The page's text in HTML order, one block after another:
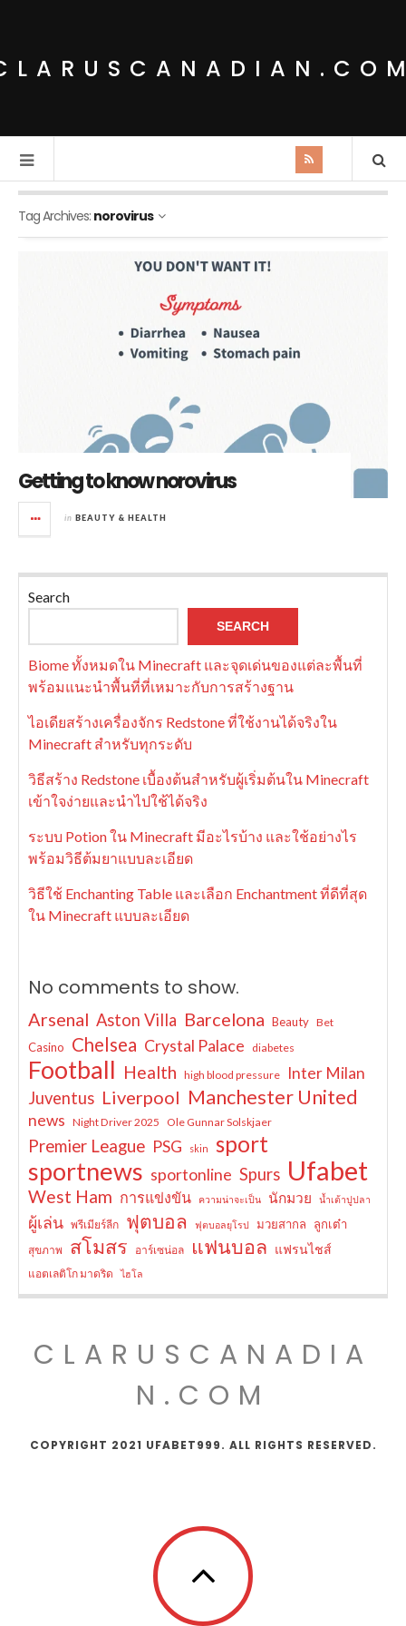
Tag Archives: norovirus
Getting to know norovirus
in BEAUTY & HEALTH
Search
SEARCH
Biome ทั้งหมดใน Minecraft และจุดเด่นของแต่ละพื้นที่
พร้อมแนะนำพื้นที่ที่เหมาะกับการสร้างฐาน
ไอเดียสร้างเครื่องจักร Redstone ที่ใช้งานได้จริงใน
Minecraft สำหรับทุกระดับ
วิธีสร้าง Redstone เบื้องต้นสำหรับผู้เริ่มต้นใน Minecraft
เข้าใจง่ายและนำไปใช้ได้จริง
ระบบ Potion ใน Minecraft มีอะไรบ้าง และใช้อย่างไร
พร้อมวิธีต้มยาแบบละเอียด
วิธีใช้ Enchanting Table และเลือก Enchantment ที่ดีที่สุด
ใน Minecraft แบบละเอียด
No comments to show.
Arsenal Aston Villa Barcelona Beauty Bet
Casino Chelsea Crystal Palace diabetes
Football Health high blood pressure Inter Milan
Juventus Liverpool Manchester United
news Night Driver 2025 Ole Gunnar Solskjaer
Premier League PSG skin sport
sportnews sportonline Spurs Ufabet
West Ham การแข่งขัน ความน่าจะเป็น นักมวย น้ำเต้าปูปลา
ผู้เล่น พรีเมียร์ลีก ฟุตบอล ฟุตบอลยุโรป มวยสากล ลูกเต๋า
สุขภาพ สโมสร อาร์เซน่อล แฟนบอล แฟรนไชส์
แอตเลติโก มาดริด ไฮโล
CLARUSCANADIA
N.COM
COPYRIGHT 2021 UFABET999. ALL RIGHTS RESERVED.